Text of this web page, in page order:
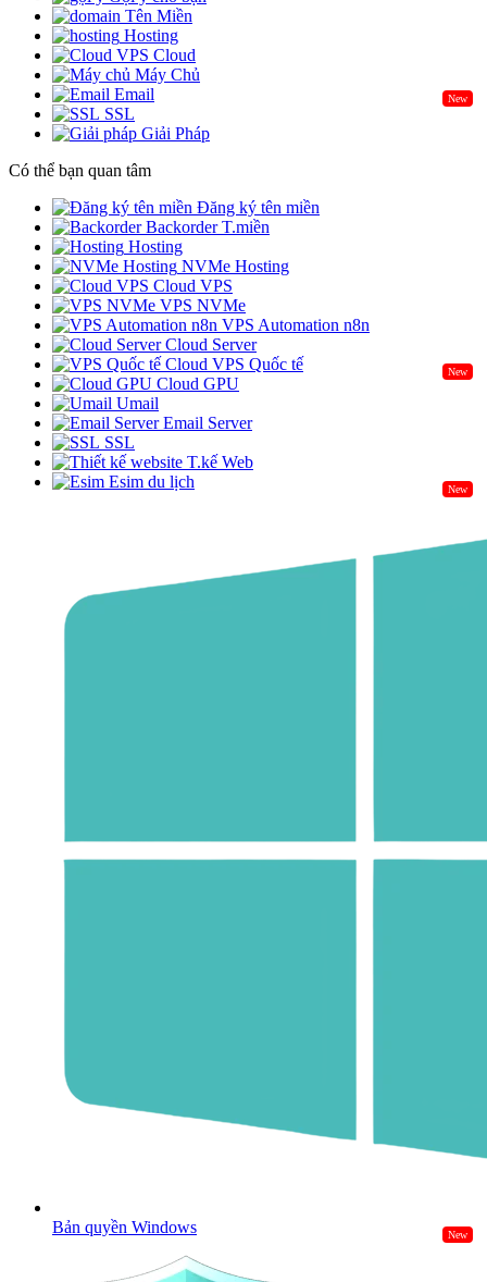
Tên Miền
Hosting
Cloud
Máy Chủ
New
Email
SSL
Giải Pháp
Có thể bạn quan tâm
Đăng ký tên miền
Backorder T.miền
Hosting
NVMe Hosting
Cloud VPS
VPS NVMe
VPS Automation n8n
Cloud Server
Cloud VPS Quốc tế
New
Cloud GPU
Umail
Email Server
SSL
T.kế Web
Esim du lịch
New
Bản quyền Windows New